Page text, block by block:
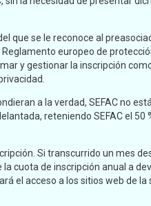
que se le reconoce al
europeo de
y gestionar la inscripción
a la verdad, SEFAC no
reteniendo SEFAC el
Si transcurrido un mes
cuota de inscripción anual a
el acceso a los sitios web de la